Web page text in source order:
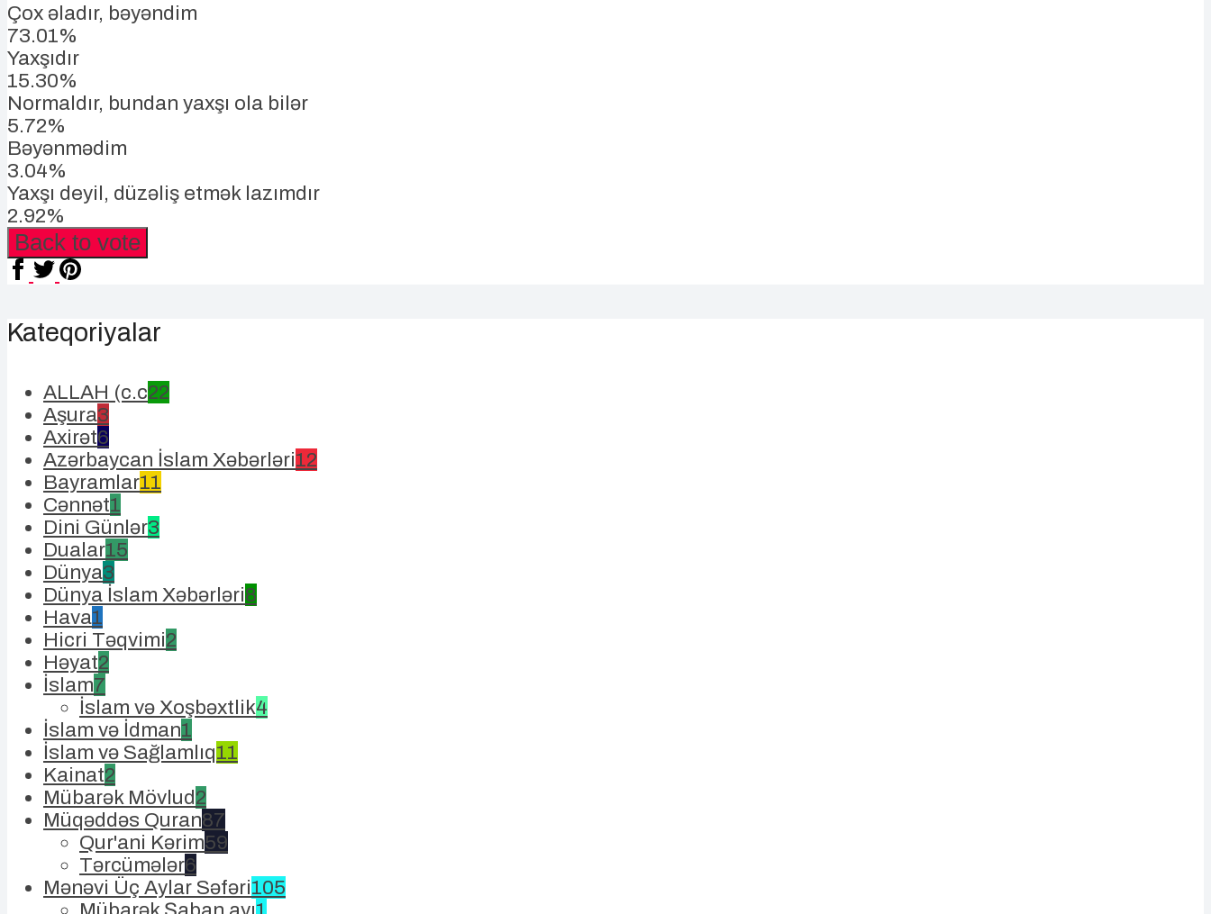
Çox əladır, bəyəndim
73.01%
Yaxşıdır
15.30%
Normaldır, bundan yaxşı ola bilər
5.72%
Bəyənmədim
3.04%
Yaxşı deyil, düzəliş etmək lazımdır
2.92%
Back to vote
Kateqoriyalar
ALLAH (c.c22
Aşura3
Axirət6
Azərbaycan İslam Xəbərləri12
Bayramlar11
Cənnət1
Dini Günlər3
Dualar15
Dünya3
Dünya İslam Xəbərləri8
Hava1
Hicri Təqvimi2
Həyat2
İslam7
İslam və Xoşbəxtlik4
İslam və İdman1
İslam və Sağlamlıq11
Kainat2
Mübarək Mövlud2
Müqəddəs Quran87
Qur'ani Kərim59
Tərcümələr6
Mənəvi Üç Aylar Səfəri105